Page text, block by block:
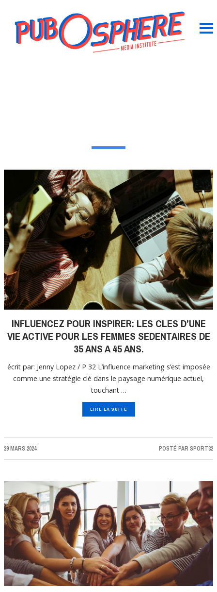
INFLUENCEZ POUR INSPIRER: LES CLES D’UNE
VIE ACTIVE POUR LES FEMMES SEDENTAIRES DE
35 ANS A 45 ANS.
écrit par: Jenny Lopez / P 32 L’influence marketing s’est imposée
comme une stratégie clé dans le paysage numérique actuel,
touchant …
LIRE LA SUITE
29 MARS 2024 POSTÉ PAR SPORT32